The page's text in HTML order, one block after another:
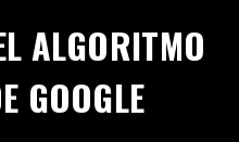
ALGORITMO
GOOGLE